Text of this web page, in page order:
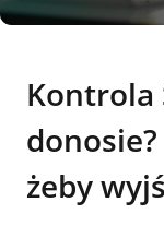
Kontrola
żeby